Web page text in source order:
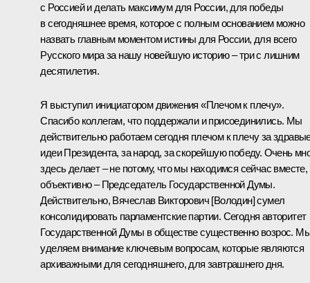
с Россией и делать максимум для России, для победы
в сегодняшнее время, которое с полным основанием можно
назвать главным моментом истины для России, для всего
Русского мира за нашу новейшую историю – три с лишним
десятилетия.
Я выступил инициатором движения «Плечом к плечу».
Спасибо коллегам, что поддержали и присоединились. Мы
действительно работаем сегодня плечом к плечу за
идеи Президента, за народ, за скорейшую победу. Очень
здесь делает – не потому, что мы находимся сейчас вместе,
объективно – Председатель Государственной Думы.
Действительно, Вячеслав Викторович [Володин] сумел
консолидировать парламентские партии. Сегодня авторитет
Государственной Думы в обществе существенно возрос.
уделяем внимание ключевым вопросам, которые являются
архиважными для сегодняшнего, для завтрашнего дня.